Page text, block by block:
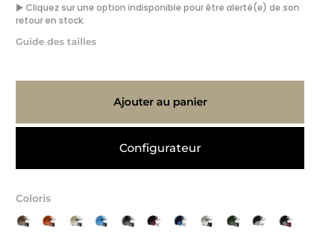
▶ Cliquez sur une option indisponible pour être alerté(e) de son
retour en stock.
Ajouter au panier
Guide des tailles
Configurateur
Coloris